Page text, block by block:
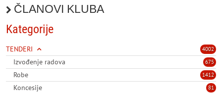
ČLANOVI KLUBA
Kategorije
4002
TENDERI
675
Izvođenje radova
1412
Robe
81
Koncesije